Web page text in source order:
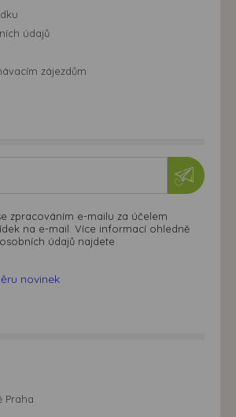
údajů
zájezdům
zpracováním e-mailu za účelem
na e-mail. Více informací ohledně
údajů najdete
novinek
Praha